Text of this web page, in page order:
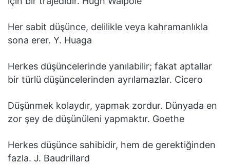
Her sabit düşünce, delilikle veya kahramanlıkla
sona erer. Y. Huaga
Herkes düşüncelerinde yanılabilir; fakat aptallar
bir türlü düşüncelerinden ayrılamazlar. Cicero
Düşünmek kolaydır, yapmak zordur. Dünyada en
zor şey de düşünüleni yapmaktır. Goethe
Herkes düşünce sahibidir, hem de gerektiğinden
fazla. J. Baudrillard